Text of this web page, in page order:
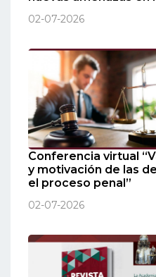
02-07-2026
Conferencia virtual
y motivación de las
el proceso penal”
02-07-2026